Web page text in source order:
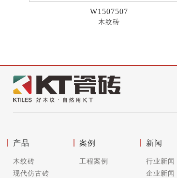
W1507507
木纹砖
产品
木纹砖
现代仿古砖
案例
工程案例
新闻
行业新闻
企业新闻